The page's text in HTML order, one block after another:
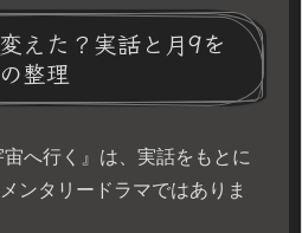
えた？実話と月9を
整理
へ行く』は、実話をもとに
ンタリードラマではありま